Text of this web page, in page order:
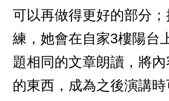
可以再做得更好的部分
練，她會在自家3樓陽台
題相同的文章朗讀，將
的東西，成為之後演講時